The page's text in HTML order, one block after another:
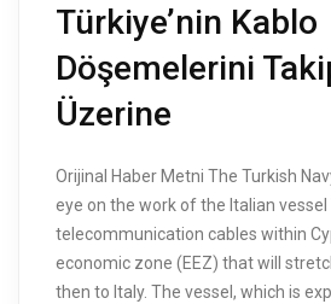
Türkiye’nin Kablo
Döşemelerini
Üzerine
Orijinal Haber Metni The Turkish
eye on the work of the Italian vessel
telecommunication cables within
economic zone (EEZ) that will
then to Italy. The vessel, which is